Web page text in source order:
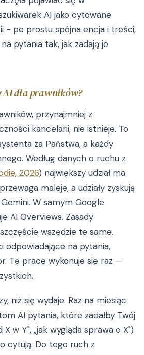
AI jako cytowane
- po prostu spójna encja i treści,
pytania tak, jak zadają je
AI dla prawników?
przynajmniej z
kancelarii, nie istnieje. To
za Państwa, a każdy
Według danych o ruchu z
2026) największy udział ma
maleje, a udziały zyskują
Gemini. W samym Google
AI Overviews. Zasady
wszędzie te same.
odpowiadające na pytania,
Tę pracę wykonuje się raz —
niż się wydaje. Raz na miesiąc
AI pytania, które zadałby Twój
w Y", „jak wygląda sprawa o X")
cytują. Do tego ruch z